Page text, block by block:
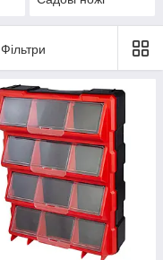
Фільтри